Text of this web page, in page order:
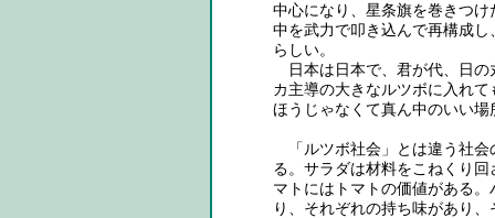
中心になり、星条旗を巻きつ
中を武力で叩き込んで再構成
らしい。
日本は日本で、君が代、日の
カ主導の大きなルツボに入れ
ほうじゃなくて真ん中のいい
「ルツボ社会」とは違う社会
る。サラダは材料をこねくり
マトにはトマトの価値がある
り、それぞれの持ち味があり